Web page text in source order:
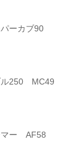
パーカブ90
ル250 MC49
マー AF58